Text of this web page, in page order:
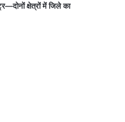
क्षेत्रों में जिले का